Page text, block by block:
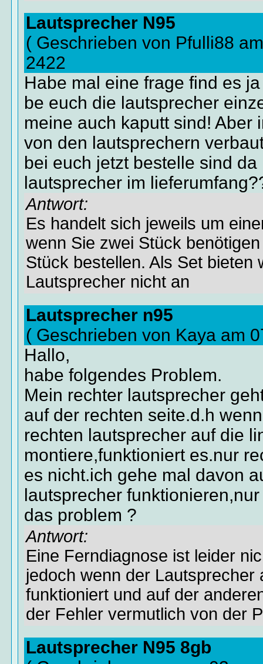
Lautsprecher N95
( Geschrieben von Pfulli88
2422
Habe mal eine frage find es
be euch die lautsprecher
meine auch kaputt sind! Aber
von den lautsprechern
bei euch jetzt bestelle sind da
lautsprecher im
Antwort:
Es handelt sich jeweils um
wenn Sie zwei Stück
Stück bestellen. Als Set bieten
Lautsprecher nicht an
Lautsprecher n95
( Geschrieben von Kaya am
Hallo,
habe folgendes Problem.
Mein rechter lautsprecher
auf der rechten seite.d.h
rechten lautsprecher auf die
montiere,funktioniert es.nur
es nicht.ich gehe mal davon
lautsprecher
das problem ?
Antwort:
Eine Ferndiagnose ist leider
jedoch wenn der Lautsprecher
funktioniert und auf der
der Fehler vermutlich von der
Lautsprecher N95 8gb